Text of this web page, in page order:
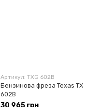
Артикул: TXG 602B
Бензинова фреза Texas TX
602B
30 965 грн